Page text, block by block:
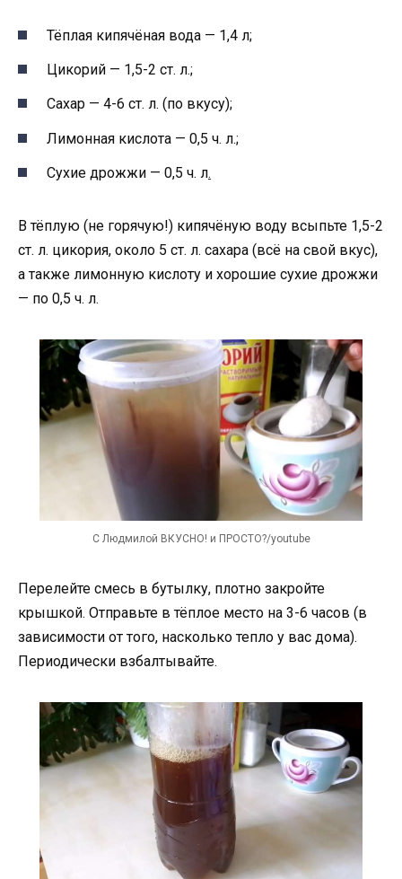
Тёплая кипячёная вода — 1,4 л;
Цикорий — 1,5-2 ст. л.;
Сахар — 4-6 ст. л. (по вкусу);
Лимонная кислота — 0,5 ч. л.;
Сухие дрожжи — 0,5 ч. л.
В тёплую (не горячую!) кипячёную воду всыпьте 1,5-2
ст. л. цикория, около 5 ст. л. сахара (всё на свой вкус),
а также лимонную кислоту и хорошие сухие дрожжи
— по 0,5 ч. л.
С Людмилой ВКУСНО! и ПРОСТО?/youtube
Перелейте смесь в бутылку, плотно закройте
крышкой. Отправьте в тёплое место на 3-6 часов (в
зависимости от того, насколько тепло у вас дома).
Периодически взбалтывайте.